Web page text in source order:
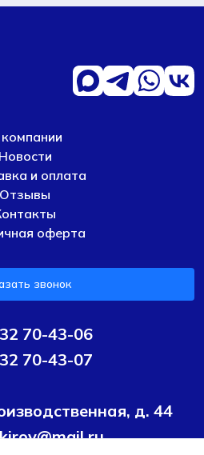
Новости
и оплата
Отзывы
оферта
звонок
70-43-06
70-43-07
д. 44